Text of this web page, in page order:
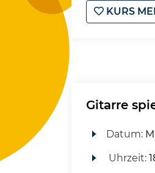
KURS
Gitarre
Datum:
Uhrzeit: